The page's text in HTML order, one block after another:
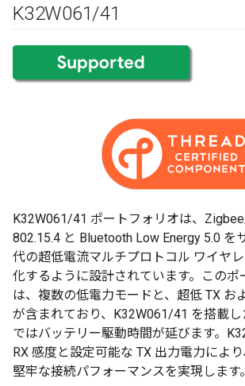
K32W061/41
K32W061/41 ポートフォリオは、
802.15.4 と Bluetooth Low Energy 5.0 を
代の超低電流マルチプロトコル ワイヤ
化するように設計されています。このポ
は、複数の低電力モードと、超低 TX お
が含まれており、K32W061/41 を搭載し
ではバッテリー駆動時間が延びます。
RX 感度と設定可能な TX 出力電力によ
堅牢な接続パフォーマンスを実現します。